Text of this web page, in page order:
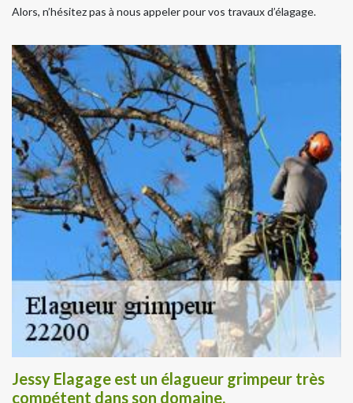
Alors, n’hésitez pas à nous appeler pour vos travaux d’élagage.
Jessy Elagage est un élagueur grimpeur très
compétent dans son domaine.